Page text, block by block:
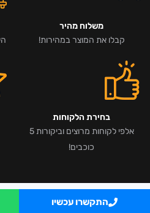
משלוח מהיר
קבלו את המוצר במהירות!
בחירת הלקוחות
אלפי לקוחות מרוצים וביקורות 5
כוכבים!
התקשרו עכשיו